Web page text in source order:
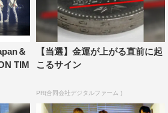
許されてきた。故にジャニーズの
語り継がれている。
承するTravis Japanが振り付けを
ズ随一のパフォーマー・屋良朝
ダンサーからも認められる存在
＆
TIM
【当選】金運が上がる直前に起
こるサイン
PR(合同会社デジタルファーム )